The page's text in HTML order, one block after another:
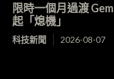
限時一個月過渡
起「熄機」
科技新聞 2026-08-07